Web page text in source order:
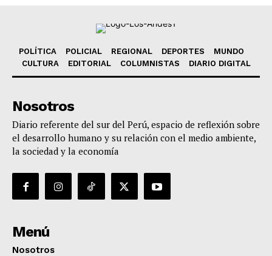
POLÍTICA POLICIAL REGIONAL DEPORTES
MUNDO
CULTURA
EDITORIAL COLUMNISTAS DIARIO DIGITAL
Nosotros
Diario referente del sur del Perú, espacio de reflexión sobre
el desarrollo humano y su relación con el medio ambiente,
la sociedad y la economía
Menú
Nosotros